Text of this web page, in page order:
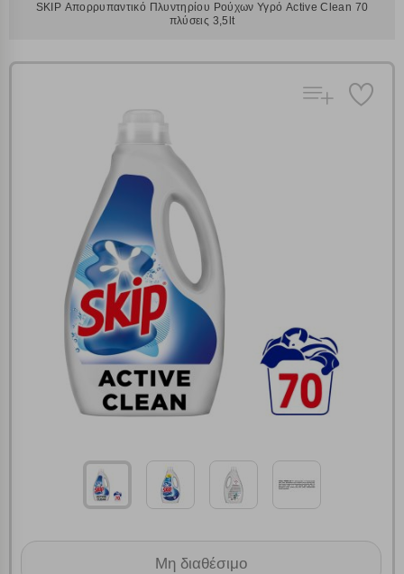
SKIP Απορρυπαντικό Πλυντηρίου Ρούχων Υγρό Active Clean 70
πλύσεις 3,5lt
Μη διαθέσιμο